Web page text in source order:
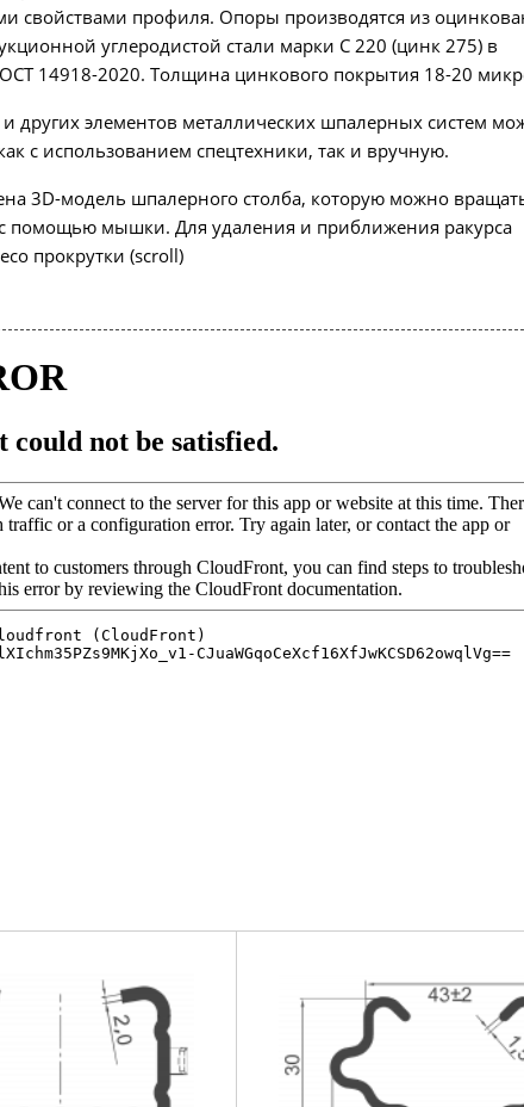
свойствами профиля. Опоры производятся из
углеродистой стали марки С 220 (цинк 275) в
14918-2020. Толщина цинкового покрытия 18-20
других элементов металлических шпалерных систем
с использованием спецтехники, так и вручную.
3D-модель шпалерного столба, которую можно
с помощью мышки. Для удаления и приближения ракурса
прокрутки (scroll)